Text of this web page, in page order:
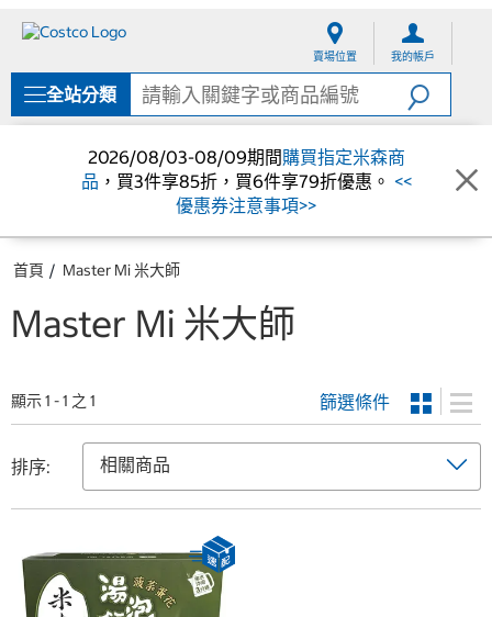
單
賣場位置 我的帳戶
全站分類
2026/08/03-08/09期間購買指定米森商
品 ，買3件享85折，買6件享79折優惠。 <<
優惠券注意事項>>
首頁 Master Mi 米大師
Master Mi 米大師
顯示 1 - 1 之 1 篩選條件
排序: